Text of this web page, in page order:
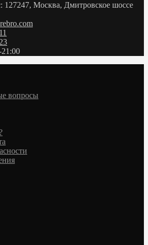
127247, Москва, Дмитровское шоссе
вопросы